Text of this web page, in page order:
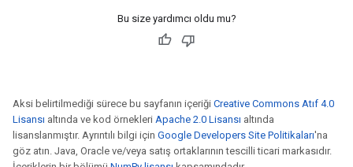
Bu size yardımcı oldu mu?
Aksi belirtilmediği sürece bu sayfanın içeriği Creative Commons Atıf 4.0
Lisansı altında ve kod örnekleri Apache 2.0 Lisansı altında
lisanslanmıştır. Ayrıntılı bilgi için Google Developers Site Politikaları'na
göz atın. Java, Oracle ve/veya satış ortaklarının tescilli ticari markasıdır.